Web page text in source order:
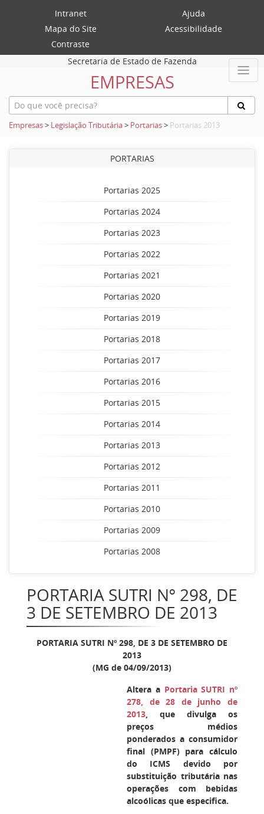
Intranet
Ajuda
Mapa do Site
Acessibilidade
Contraste
Secretaria de Estado de Fazenda
EMPRESAS
Empresas> Legislação Tributária> Portarias> Portarias 2013
PORTARIAS
Portarias 2025
Portarias 2024
Portarias 2023
Portarias 2022
Portarias 2021
Portarias 2020
Portarias 2019
Portarias 2018
Portarias 2017
Portarias 2016
Portarias 2015
Portarias 2014
Portarias 2013
Portarias 2012
Portarias 2011
Portarias 2010
Portarias 2009
Portarias 2008
PORTARIA SUTRI Nº 298, DE
3 DE SETEMBRO DE 2013
PORTARIA SUTRI Nº 298, DE 3 DE SETEMBRO DE
2013
(MG de 04/09/2013)
Altera a Portaria SUTRI nº
278, de 28 de junho de
2013, que divulga os
preços médios
ponderados a consumidor
final (PMPF) para cálculo
do ICMS devido por
substituição tributária nas
operações com bebidas
alcoólicas que especifica.